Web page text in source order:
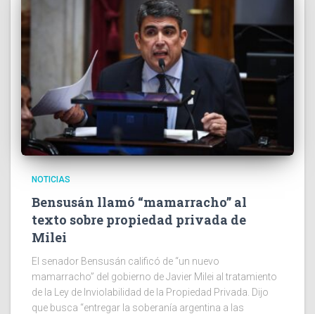
NOTICIAS
Bensusán llamó “mamarracho” al
texto sobre propiedad privada de
Milei
El senador Bensusán calificó de “un nuevo
mamarracho” del gobierno de Javier Milei al tratamiento
de la Ley de Inviolabilidad de la Propiedad Privada. Dijo
que busca “entregar la soberanía argentina a las